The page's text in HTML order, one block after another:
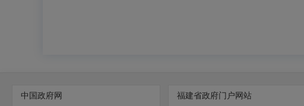
中国政府网 福建省政府门户网站